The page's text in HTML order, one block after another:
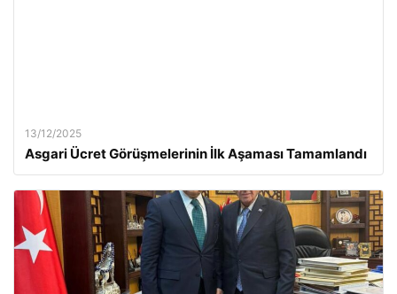
13/12/2025
Asgari Ücret Görüşmelerinin İlk Aşaması Tamamlandı